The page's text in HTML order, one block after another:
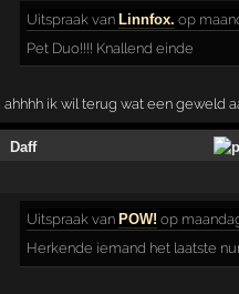
Uitspraak vanLinnfox. op
Pet Duo!!!! Knallend einde
ahhhh ik wil terug wat een geweld
Daff
Uitspraak vanPOW! op
Herkende iemand het laatste